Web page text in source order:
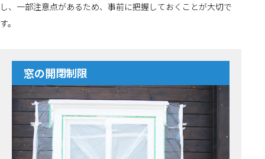
し、一部注意点があるため、事前に把握しておくことが大切で
す。
窓の開閉制限